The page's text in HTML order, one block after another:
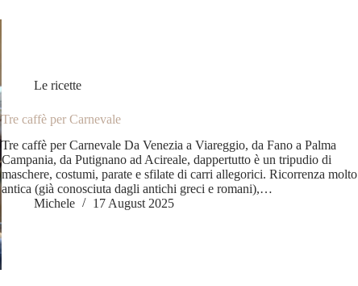
Le ricette
Tre caffè per Carnevale
Tre caffè per Carnevale Da Venezia a Viareggio, da Fano a Palma
Campania, da Putignano ad Acireale, dappertutto è un tripudio di
maschere, costumi, parate e sfilate di carri allegorici. Ricorrenza molto
antica (già conosciuta dagli antichi greci e romani),…
Michele
17 August 2025